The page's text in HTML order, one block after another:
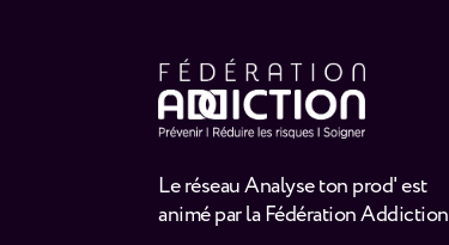
Le réseau Analyse ton prod' est
animé par la Fédération Addiction